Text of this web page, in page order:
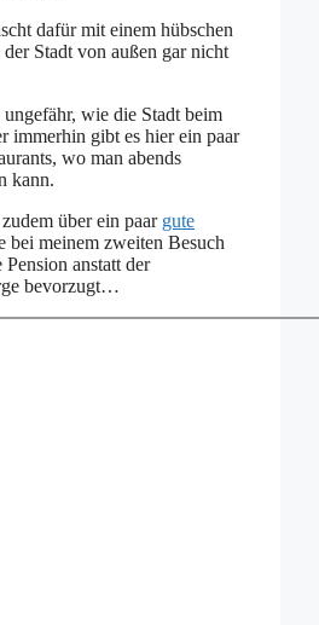
dafür mit einem hübschen
Stadt von außen gar nicht
wie die Stadt beim
gibt es hier ein paar
wo man abends
kann.
über ein paar gute
bei meinem zweiten Besuch
anstatt der
bevorzugt…